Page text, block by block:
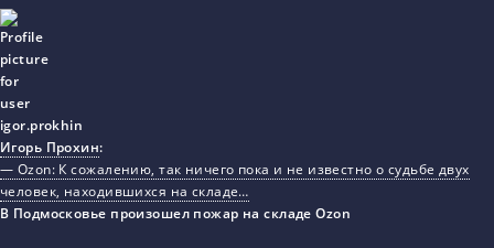
Игорь Прохин:
— Ozon: К сожалению, так ничего пока и не известно о судьбе двух
человек, находившихся на складе…
В Подмосковье произошел пожар на складе Ozon